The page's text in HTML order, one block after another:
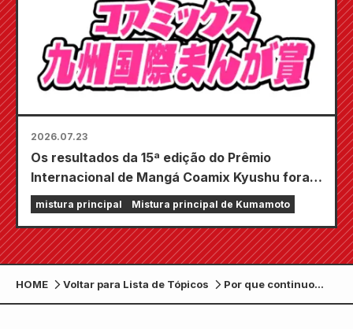
2026.07.23
Os resultados da 15ª edição do Prêmio
Internacional de Mangá Coamix Kyushu foram
anunciados!
mistura principal Mistura principal de Kumamoto
HOME Voltar para Lista de Tópicos
Por que continuo